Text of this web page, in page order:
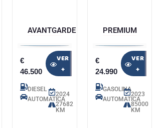
AVANTGARDE
€
46.500
VER
+
DIESEL
AUTOMÁTICA
2024
27682
KM
PREMIUM
€
24.990
VER
+
GASOLINA
AUTOMÁTICA
2023
85000
KM